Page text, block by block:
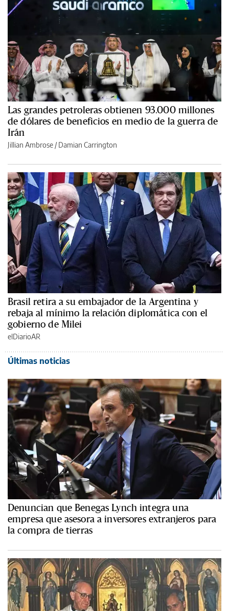
Las grandes petroleras obtienen 93.000 millones
de dólares de beneficios en medio de la guerra de
Irán
Jillian Ambrose / Damian Carrington
Brasil retira a su embajador de la Argentina y
rebaja al mínimo la relación diplomática con el
gobierno de Milei
elDiarioAR
Últimas noticias
Denuncian que Benegas Lynch integra una
empresa que asesora a inversores extranjeros para
la compra de tierras